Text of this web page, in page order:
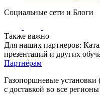
Социальные сети и Блоги
Также важно
Для наших партнеров:
презентаций и других
Партнёрам
Газопоршневые
с доставкой во все